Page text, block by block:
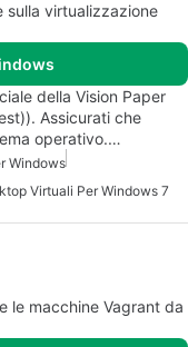
sulla virtualizzazione
della Vision Paper
Assicurati che
operativo.…
Windows
Virtuali Per Windows 7
le macchine Vagrant da